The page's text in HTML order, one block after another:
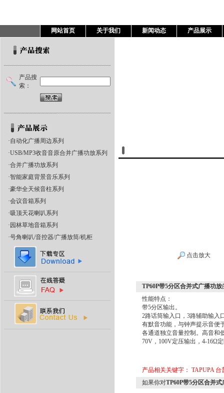
网站首页 关于我们 新闻动态 产品展示
产品搜
索：
·自动化广播周边系列
·USB/MP3收音音原合并广播功放系列
·合并广播功放系列
·智能家庭背景音乐系列
·豪华全天候音柱系列
·会议音箱系列
·吸顶天花喇叭系列
· 园林草地音箱系列
·号角喇叭/音控器/广播放筒/机柜
点击放大
TP60P带5分区合并式广播功放
性能特点：
带5分区输出。
2路话筒输入口，3路辅助输入
有默音功能，与钟声提示音便
各通道独立音量控制。高音和
70V，100V定压输出，4-16Ω
产品相关关键字： TAPUPA
如果你对TP60P带5分区合并式